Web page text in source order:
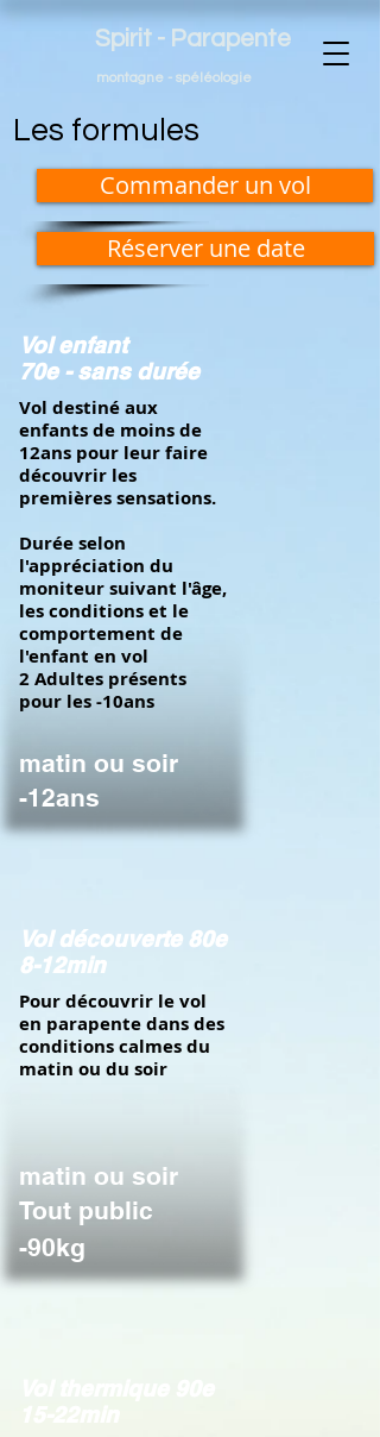
montagne - spéléologie
Spirit - Parapente
Les formules
Commander un vol
Réserver une date
Vol enfant
70e - sans durée
Vol destiné aux
enfants de moins de
12ans pour leur faire
découvrir les
premières sensations.
Durée selon
l'appréciation du
moniteur suivant l'âge,
les conditions et le
comportement de
l'enfant en vol
2 Adultes présents
pour les -10ans
matin ou soir
-12ans
Vol découverte 80e
8-12min
Pour découvrir le vol
en parapente dans des
conditions calmes du
matin ou du soir
matin ou soir
Tout public
-90kg